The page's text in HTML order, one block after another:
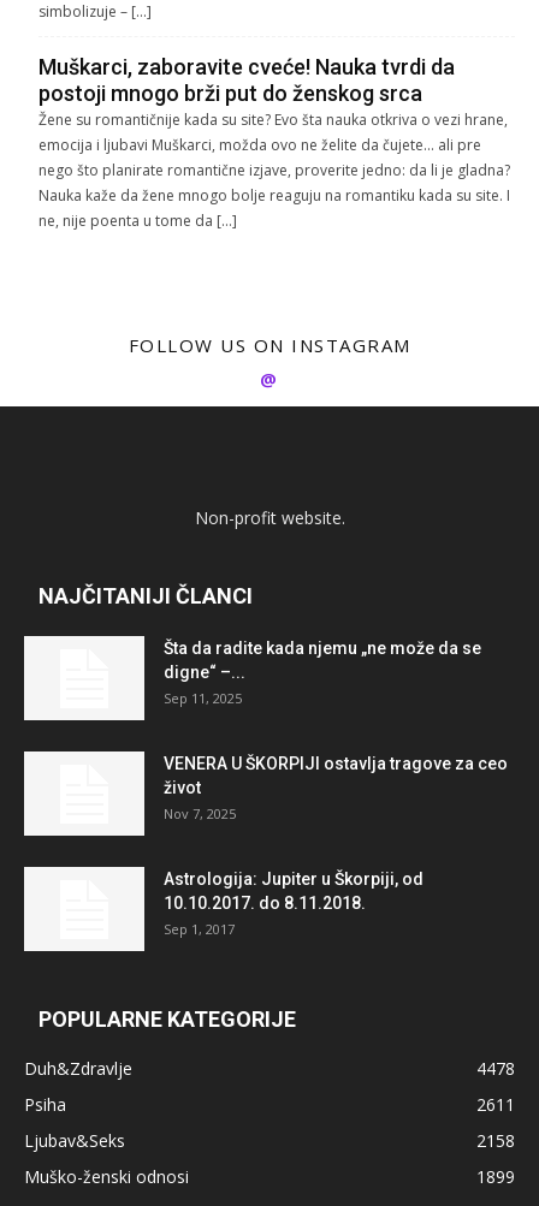
simbolizuje – […]
Muškarci, zaboravite cveće! Nauka tvrdi da
postoji mnogo brži put do ženskog srca
Žene su romantičnije kada su site? Evo šta nauka otkriva o vezi hrane,
emocija i ljubavi Muškarci, možda ovo ne želite da čujete… ali pre
nego što planirate romantične izjave, proverite jedno: da li je gladna?
Nauka kaže da žene mnogo bolje reaguju na romantiku kada su site. I
ne, nije poenta u tome da […]
FOLLOW US ON INSTAGRAM
@
Non-profit website.
NAJČITANIJI ČLANCI
Šta da radite kada njemu „ne može da se
digne“ –...
Sep 11, 2025
VENERA U ŠKORPIJI ostavlja tragove za ceo
život
Nov 7, 2025
Astrologija: Jupiter u Škorpiji, od
10.10.2017. do 8.11.2018.
Sep 1, 2017
POPULARNE KATEGORIJE
Duh&Zdravlje
4478
Psiha
2611
Ljubav&Seks
2158
Muško-ženski odnosi
1899